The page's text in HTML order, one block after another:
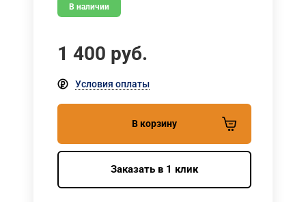
В наличии
1 400 руб.
Условия оплаты
В корзину
Заказать в 1 клик